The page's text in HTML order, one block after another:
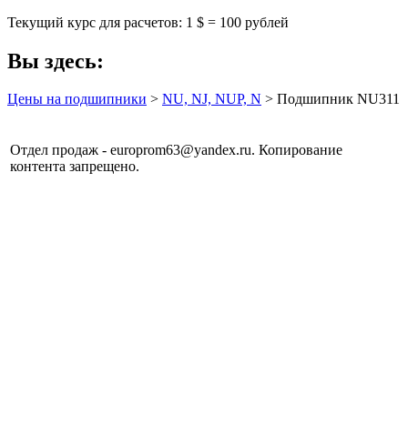
Текущий курс для расчетов: 1 $ = 100 рублей
Вы здесь:
Цены на подшипники > NU, NJ, NUP, N > Подшипник NU311
Отдел продаж - europrom63@yandex.ru. Копирование
контента запрещено.